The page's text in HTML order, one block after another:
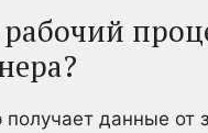
данные от